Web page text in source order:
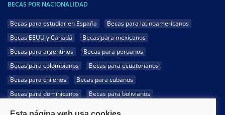
BECAS POR NACIONALIDAD
Becas para estudiar en España
Becas para latinoamericanos
Becas EEUU y Canadá
Becas para mexicanos
Becas para argentinos
Becas para peruanos
Becas para colombianos
Becas para ecuatorianos
Becas para chilenos
Becas para cubanos
Becas para dominicanos
Becas para bolivianos